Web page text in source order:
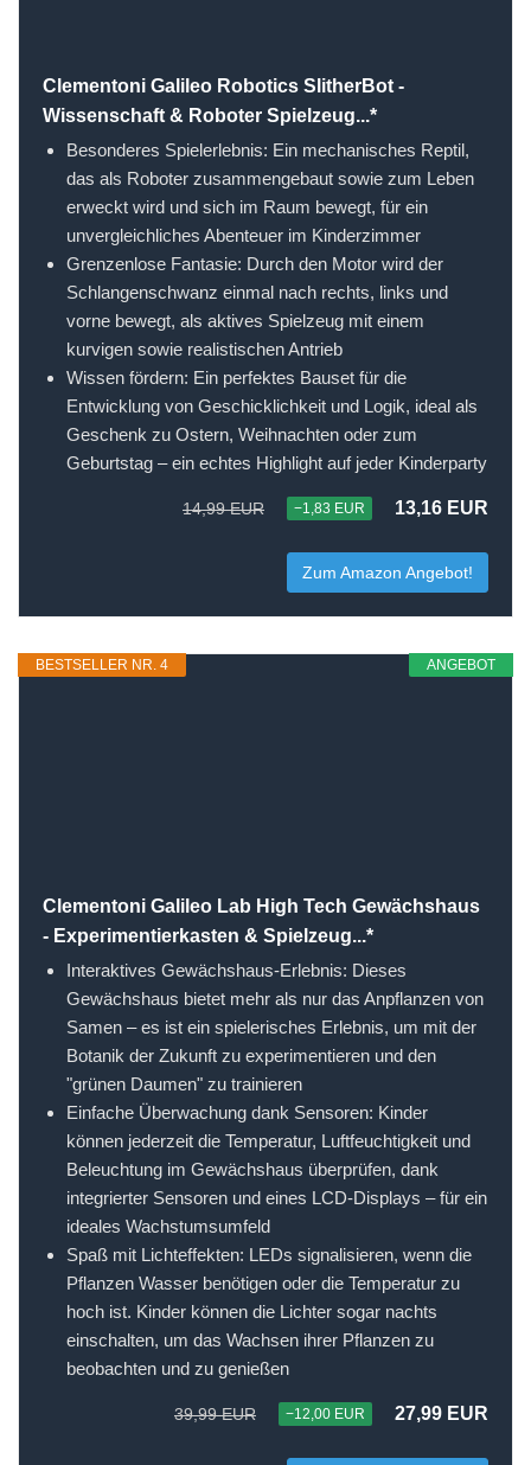
Clementoni Galileo Robotics SlitherBot -
Wissenschaft & Roboter Spielzeug...*
Besonderes Spielerlebnis: Ein mechanisches Reptil,
das als Roboter zusammengebaut sowie zum Leben
erweckt wird und sich im Raum bewegt, für ein
unvergleichliches Abenteuer im Kinderzimmer
Grenzenlose Fantasie: Durch den Motor wird der
Schlangenschwanz einmal nach rechts, links und
vorne bewegt, als aktives Spielzeug mit einem
kurvigen sowie realistischen Antrieb
Wissen fördern: Ein perfektes Bauset für die
Entwicklung von Geschicklichkeit und Logik, ideal als
Geschenk zu Ostern, Weihnachten oder zum
Geburtstag – ein echtes Highlight auf jeder Kinderparty
14,99 EUR −1,83 EUR 13,16 EUR
Zum Amazon Angebot!
ANGEBOT
BESTSELLER NR. 4
Clementoni Galileo Lab High Tech Gewächshaus
- Experimentierkasten & Spielzeug...*
Interaktives Gewächshaus-Erlebnis: Dieses
Gewächshaus bietet mehr als nur das Anpflanzen von
Samen – es ist ein spielerisches Erlebnis, um mit der
Botanik der Zukunft zu experimentieren und den
"grünen Daumen" zu trainieren
Einfache Überwachung dank Sensoren: Kinder
können jederzeit die Temperatur, Luftfeuchtigkeit und
Beleuchtung im Gewächshaus überprüfen, dank
integrierter Sensoren und eines LCD-Displays – für ein
ideales Wachstumsumfeld
Spaß mit Lichteffekten: LEDs signalisieren, wenn die
Pflanzen Wasser benötigen oder die Temperatur zu
hoch ist. Kinder können die Lichter sogar nachts
einschalten, um das Wachsen ihrer Pflanzen zu
beobachten und zu genießen
39,99 EUR −12,00 EUR 27,99 EUR